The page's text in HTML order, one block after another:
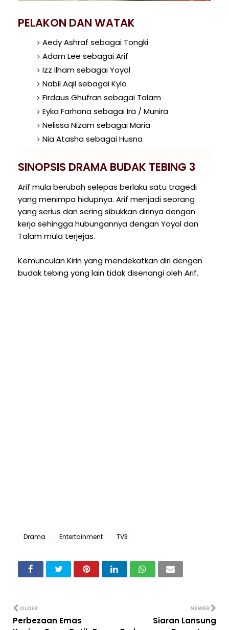
PELAKON DAN WATAK
Aedy Ashraf sebagai Tongki
Adam Lee sebagai Arif
Izz Ilham sebagai Yoyol
Nabil Aqil sebagai Kylo
Firdaus Ghufran sebagai Talam
Eyka Farhana sebagai Ira / Munira
Nelissa Nizam sebagai Maria
Nia Atasha sebagai Husna
SINOPSIS DRAMA BUDAK TEBING 3
Arif mula berubah selepas berlaku satu tragedi
yang menimpa hidupnya. Arif menjadi seorang
yang serius dan sering sibukkan dirinya dengan
kerja sehingga hubungannya dengan Yoyol dan
Talam mula terjejas.
Kemunculan Kirin yang mendekatkan diri dengan
budak tebing yang lain tidak disenangi oleh Arif.
Drama Entertainment TV3
NEWER
Siaran Lansung
OLDER
Perbezaan Emas